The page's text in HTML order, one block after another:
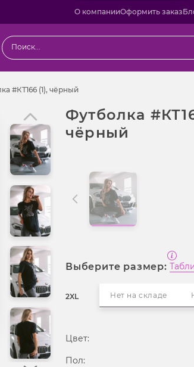
О компанииОформить заказ
#КТ166 (1), чёрныйФутболка #КТ166 (1), чёрный
Футболка
чёрный
Выберите размер:
2XL Нет на складе
Цвет:
Пол: